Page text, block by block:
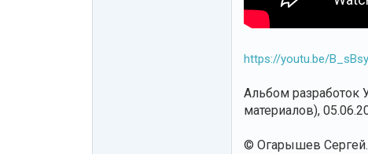
https://youtu.be/
Альбом разработок
материалов),
© Огарышев Сергей.